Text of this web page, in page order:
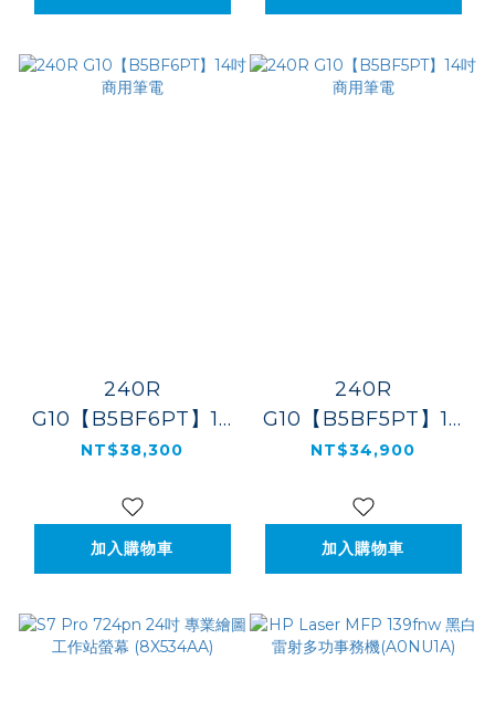
240R
G10【B5BF6PT】14
吋商用筆電
NT$38,300
加入購物車
240R
G10【B5BF5PT】14
吋商用筆電
NT$34,900
加入購物車